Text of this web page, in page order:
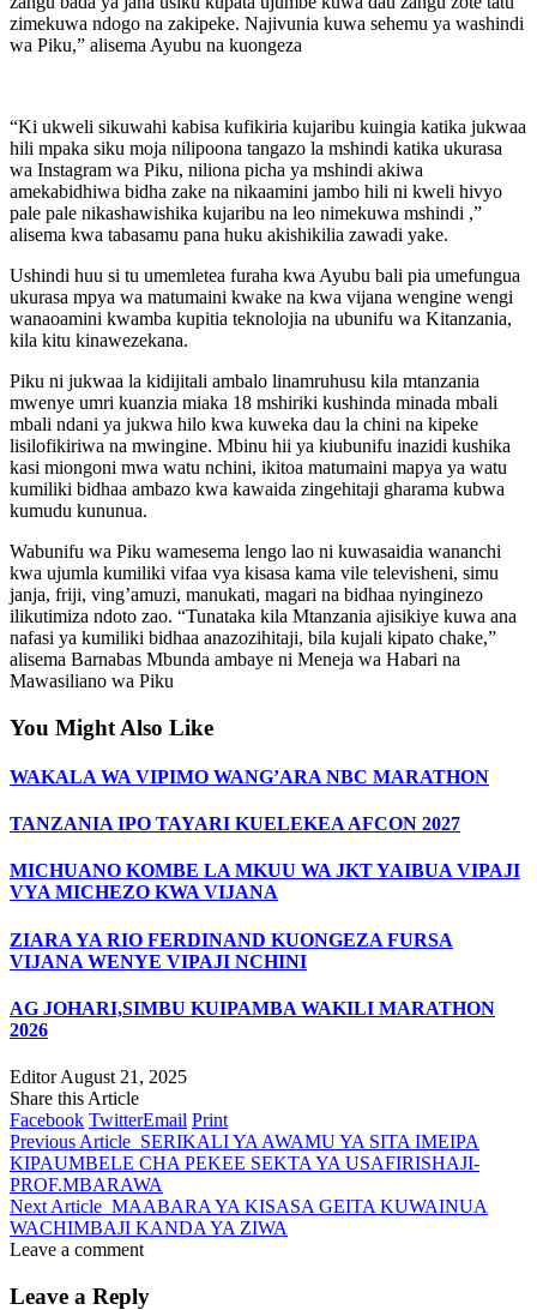
zimekuwa ndogo na zakipeke. Najivunia kuwa sehemu ya washindi
wa Piku,” alisema Ayubu na kuongeza
“Ki ukweli sikuwahi kabisa kufikiria kujaribu kuingia katika jukwaa
hili mpaka siku moja nilipoona tangazo la mshindi katika ukurasa
wa Instagram wa Piku, niliona picha ya mshindi akiwa
amekabidhiwa bidha zake na nikaamini jambo hili ni kweli hivyo
pale pale nikashawishika kujaribu na leo nimekuwa mshindi ,”
alisema kwa tabasamu pana huku akishikilia zawadi yake.
Ushindi huu si tu umemletea furaha kwa Ayubu bali pia umefungua
ukurasa mpya wa matumaini kwake na kwa vijana wengine wengi
wanaoamini kwamba kupitia teknolojia na ubunifu wa Kitanzania,
kila kitu kinawezekana.
Piku ni jukwaa la kidijitali ambalo linamruhusu kila mtanzania
mwenye umri kuanzia miaka 18 mshiriki kushinda minada mbali
mbali ndani ya jukwa hilo kwa kuweka dau la chini na kipeke
lisilofikiriwa na mwingine. Mbinu hii ya kiubunifu inazidi kushika
kasi miongoni mwa watu nchini, ikitoa matumaini mapya ya watu
kumiliki bidhaa ambazo kwa kawaida zingehitaji gharama kubwa
kumudu kununua.
Wabunifu wa Piku wamesema lengo lao ni kuwasaidia wananchi
kwa ujumla kumiliki vifaa vya kisasa kama vile televisheni, simu
janja, friji, ving’amuzi, manukati, magari na bidhaa nyinginezo
ilikutimiza ndoto zao. “Tunataka kila Mtanzania ajisikiye kuwa ana
nafasi ya kumiliki bidhaa anazozihitaji, bila kujali kipato chake,”
alisema Barnabas Mbunda ambaye ni Meneja wa Habari na
Mawasiliano wa Piku
You Might Also Like
WAKALA WA VIPIMO WANG’ARA NBC MARATHON
TANZANIA IPO TAYARI KUELEKEA AFCON 2027
MICHUANO KOMBE LA MKUU WA JKT YAIBUA VIPAJI
VYA MICHEZO KWA VIJANA
ZIARA YA RIO FERDINAND KUONGEZA FURSA
VIJANA WENYE VIPAJI NCHINI
AG JOHARI,SIMBU KUIPAMBA WAKILI MARATHON
2026
Editor August 21, 2025
Share this Article
Facebook TwitterEmail Print
Previous Article SERIKALI YA AWAMU YA SITA IMEIPA
KIPAUMBELE CHA PEKEE SEKTA YA USAFIRISHAJI-
PROF.MBARAWA
Next Article MAABARA YA KISASA GEITA KUWAINUA
WACHIMBAJI KANDA YA ZIWA
Leave a comment
Leave a Reply